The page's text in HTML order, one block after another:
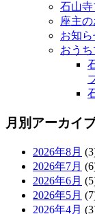
石山
座主
お知
おう
月別アーカイ
2026年8月
2026年7月
2026年6月
2026年5月
2026年4月